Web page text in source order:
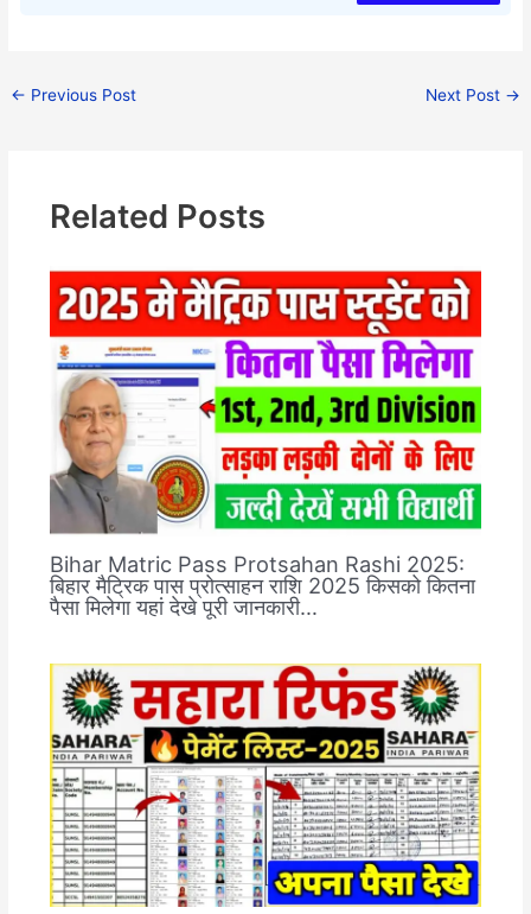
← Previous Post Next Post →
Related Posts
Bihar Matric Pass Protsahan Rashi 2025:
बिहार मैट्रिक पास प्रोत्साहन राशि 2025 किसको कितना
पैसा मिलेगा यहां देखे पूरी जानकारी…